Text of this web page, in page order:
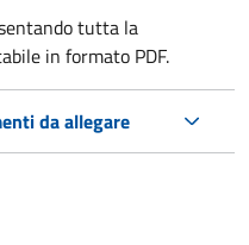
tutta la
in formato PDF.
da allegare